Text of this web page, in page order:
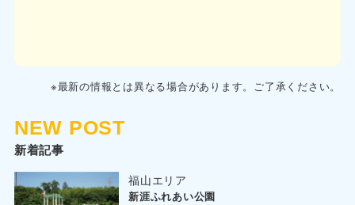
※最新の情報とは異なる場合があります。ご了承ください。
NEW POST
新着記事
福山エリア
新涯ふれあい公園